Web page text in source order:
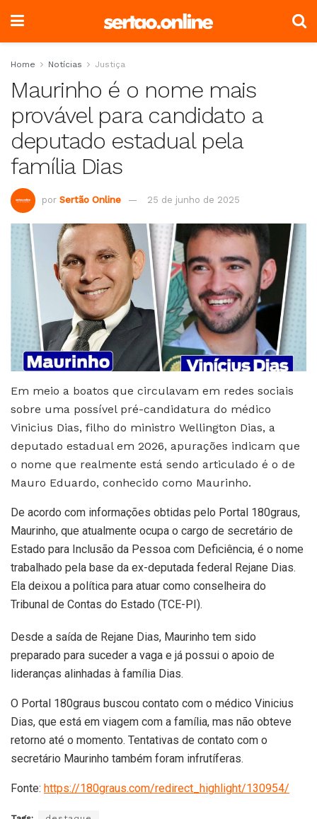
Home Notícias Justiça
Maurinho é o nome mais
provável para candidato a
deputado estadual pela
família Dias
por Sertão Online 25 de junho de 2025
Em meio a boatos que circulavam em redes sociais
sobre uma possível pré-candidatura do médico
Vinicius Dias, filho do ministro Wellington Dias, a
deputado estadual em 2026, apurações indicam que
o nome que realmente está sendo articulado é o de
Mauro Eduardo, conhecido como Maurinho.
De acordo com informações obtidas pelo Portal 180graus,
Maurinho, que atualmente ocupa o cargo de secretário de
Estado para Inclusão da Pessoa com Deficiência, é o nome
trabalhado pela base da ex-deputada federal Rejane Dias.
Ela deixou a política para atuar como conselheira do
Tribunal de Contas do Estado (TCE-PI).
Desde a saída de Rejane Dias, Maurinho tem sido
preparado para suceder a vaga e já possui o apoio de
lideranças alinhadas à família Dias.
O Portal 180graus buscou contato com o médico Vinicius
Dias, que está em viagem com a família, mas não obteve
retorno até o momento. Tentativas de contato com o
secretário Maurinho também foram infrutíferas.
Fonte: https://180graus.com/redirect_highlight/130954/